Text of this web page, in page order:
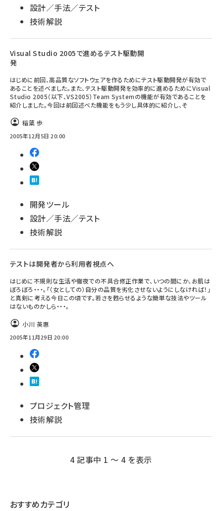
設計／手法／テスト
技術解説
Visual Studio 2005で進めるテスト駆動開
発
はじめに前回、高品質なソフトウェアを作るためにテスト駆動開発が有効で
あることを述べました。また、テスト駆動開発を効率的に進めるためにVisual
Studio 2005（以下、VS2005）Team Systemの機能が有効であることを
紹介しました。今回は前回述べた機能をもう少し具体的に紹介し、そ
稲葉 歩
2005年12月5日 20:00
開発ツール
設計／手法／テスト
技術解説
テストは開発者から利用者視点へ
はじめに不規則な生活や徹夜での不具合修正作業で、いつの間にか、お肌は
ぼろぼろ・・・。「（女としての）自分の品質を劣化させないようにしなければ！」
と真剣に考える今日この頃です。若さを甦らせるような簡単な技法やツール
はないものかしら・・・。
小川 英惠
2005年11月29日 20:00
プロジェクト管理
技術解説
4 記事中 1 ～ 4 を表示
おすすめカテゴリ